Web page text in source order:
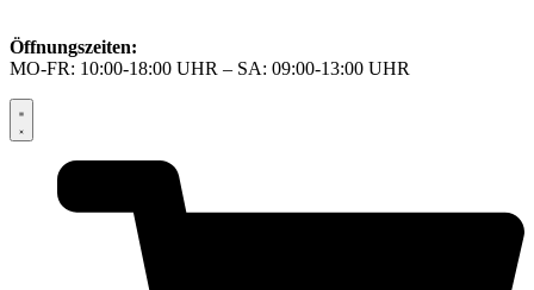
Öffnungszeiten:
MO-FR: 10:00-18:00 UHR – SA: 09:00-13:00 UHR